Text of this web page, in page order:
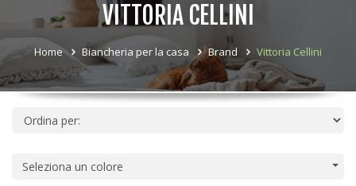
VITTORIA CELLINI
Home Biancheria per la casa Brand Vittoria Cellini
Seleziona un colore